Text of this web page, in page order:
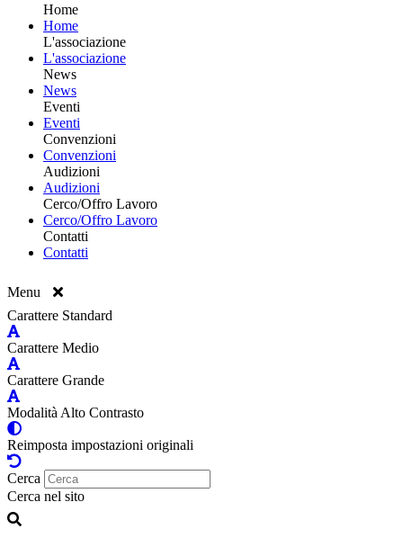
Home
Home
L'associazione
L'associazione
News
News
Eventi
Eventi
Convenzioni
Convenzioni
Audizioni
Audizioni
Cerco/Offro Lavoro
Cerco/Offro Lavoro
Contatti
Contatti
Menu
Carattere Standard
Carattere Medio
Carattere Grande
Modalità Alto Contrasto
Reimposta impostazioni originali
Cerca
Cerca nel sito